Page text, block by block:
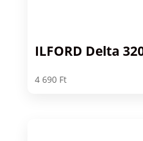
ILFORD Delta
4 690 Ft